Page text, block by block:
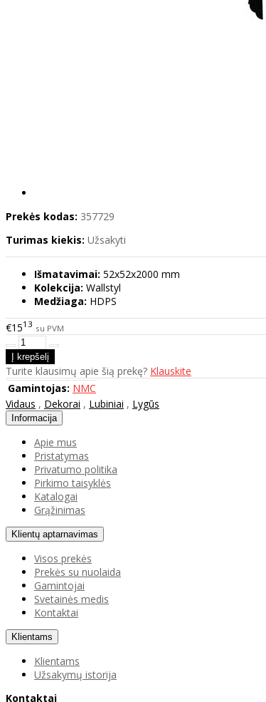
Prekės kodas: 357729
Turimas kiekis: Užsakyti
Išmatavimai: 52x52x2000 mm
Kolekcija: Wallstyl
Medžiaga: HDPS
€1513 su PVM
Turite klausimų apie šią prekę? Klauskite
Gamintojas: NMC
Vidaus , Dekorai , Lubiniai , Lygūs
Informacija
Apie mus
Pristatymas
Privatumo politika
Pirkimo taisyklės
Katalogai
Grąžinimas
Klientų aptarnavimas
Visos prekės
Prekės su nuolaida
Gamintojai
Svetainės medis
Kontaktai
Klientams
Klientams
Užsakymų istorija
Kontaktai